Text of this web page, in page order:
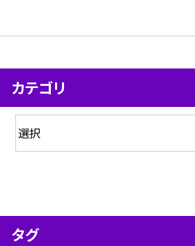
カテゴリ
タグ